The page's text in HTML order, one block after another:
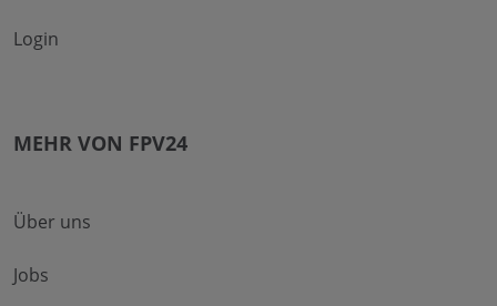
Login
MEHR VON FPV24
Über uns
Jobs